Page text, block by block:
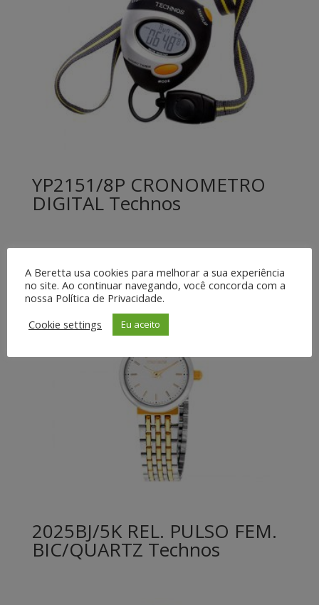
YP2151/8P CRONOMETRO
DIGITAL Technos
2025BJ/5K REL. PULSO FEM.
BIC/QUARTZ Technos
A Beretta usa cookies para melhorar a sua experiência
no site. Ao continuar navegando, você concorda com a
nossa Política de Privacidade.
Cookie settings
Eu aceito